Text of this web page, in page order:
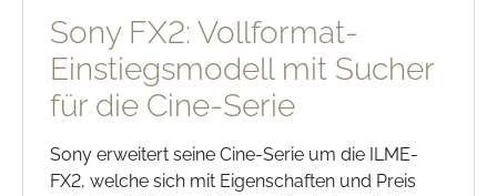
Sony FX2: Vollformat-
Einstiegsmodell mit Sucher
für die Cine-Serie
Sony erweitert seine Cine-Serie um die ILME-
FX2, welche sich mit Eigenschaften und Preis